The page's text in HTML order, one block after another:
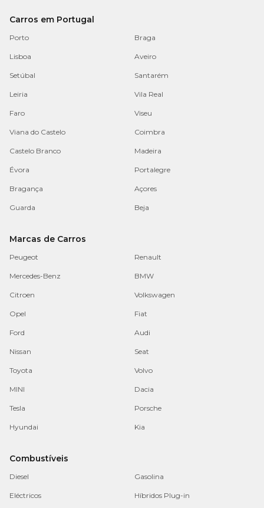
Carros em Portugal
Porto Braga
Lisboa Aveiro
Setúbal Santarém
Leiria Vila Real
Faro Viseu
Viana do Castelo Coimbra
Castelo Branco Madeira
Évora Portalegre
Bragança Açores
Guarda Beja
Marcas de Carros
Peugeot Renault
Mercedes-Benz BMW
Citroen Volkswagen
Opel Fiat
Ford Audi
Nissan Seat
Toyota Volvo
MINI Dacia
Tesla Porsche
Hyundai Kia
Combustíveis
Diesel Gasolina
Eléctricos Híbridos Plug-in